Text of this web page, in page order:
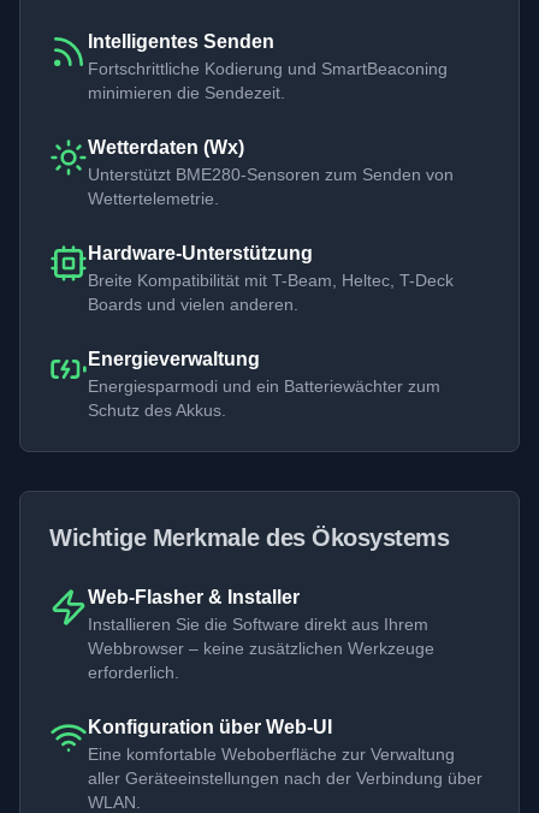
Intelligentes Senden
Fortschrittliche Kodierung und SmartBeaconing
minimieren die Sendezeit.
Wetterdaten (Wx)
Unterstützt BME280-Sensoren zum Senden von
Wettertelemetrie.
Hardware-Unterstützung
Breite Kompatibilität mit T-Beam, Heltec, T-Deck
Boards und vielen anderen.
Energieverwaltung
Energiesparmodi und ein Batteriewächter zum
Schutz des Akkus.
Wichtige Merkmale des Ökosystems
Web-Flasher & Installer
Installieren Sie die Software direkt aus Ihrem
Webbrowser – keine zusätzlichen Werkzeuge
erforderlich.
Konfiguration über Web-UI
Eine komfortable Weboberfläche zur Verwaltung
aller Geräteeinstellungen nach der Verbindung über
WLAN.